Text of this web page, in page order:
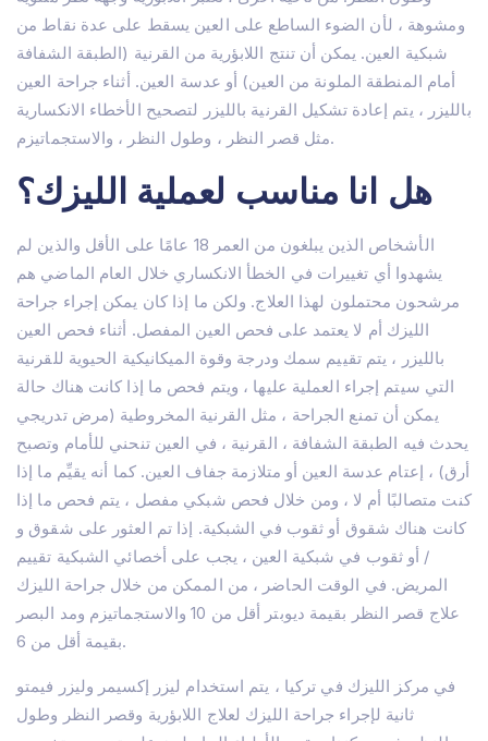
ومشوهة ، لأن الضوء الساطع على العين يسقط على عدة نقاط من
شبكية العين. يمكن أن تنتج اللابؤرية من القرنية (الطبقة الشفافة
أمام المنطقة الملونة من العين) أو عدسة العين. أثناء جراحة العين
بالليزر ، يتم إعادة تشكيل القرنية بالليزر لتصحيح الأخطاء الانكسارية
مثل قصر النظر ، وطول النظر ، والاستجماتيزم.
هل انا مناسب لعملية الليزك؟
الأشخاص الذين يبلغون من العمر 18 عامًا على الأقل والذين لم
يشهدوا أي تغييرات في الخطأ الانكساري خلال العام الماضي هم
مرشحون محتملون لهذا العلاج. ولكن ما إذا كان يمكن إجراء جراحة
الليزك أم لا يعتمد على فحص العين المفصل. أثناء فحص العين
بالليزر ، يتم تقييم سمك ودرجة وقوة الميكانيكية الحيوية للقرنية
التي سيتم إجراء العملية عليها ، ويتم فحص ما إذا كانت هناك حالة
يمكن أن تمنع الجراحة ، مثل القرنية المخروطية (مرض تدريجي
يحدث فيه الطبقة الشفافة ، القرنية ، في العين تنحني للأمام وتصبح
أرق) ، إعتام عدسة العين أو متلازمة جفاف العين. كما أنه يقيِّم ما إذا
كنت متصالبًا أم لا ، ومن خلال فحص شبكي مفصل ، يتم فحص ما إذا
كانت هناك شقوق أو ثقوب في الشبكية. إذا تم العثور على شقوق و
/ أو ثقوب في شبكية العين ، يجب على أخصائي الشبكية تقييم
المريض. في الوقت الحاضر ، من الممكن من خلال جراحة الليزك
علاج قصر النظر بقيمة ديوبتر أقل من 10 والاستجماتيزم ومد البصر
بقيمة أقل من 6.
في مركز الليزك في تركيا ، يتم استخدام ليزر إكسيمر وليزر فيمتو
ثانية لإجراء جراحة الليزك لعلاج اللابؤرية وقصر النظر وطول